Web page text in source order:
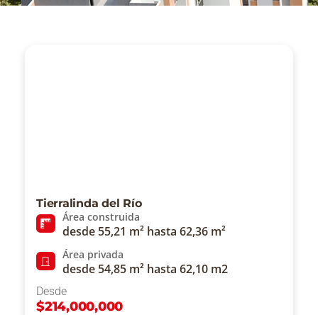
Tierralinda del Río
Área construida
desde 55,21 m² hasta 62,36 m²
Área privada
desde 54,85 m² hasta 62,10 m2
Desde
$214,000,000